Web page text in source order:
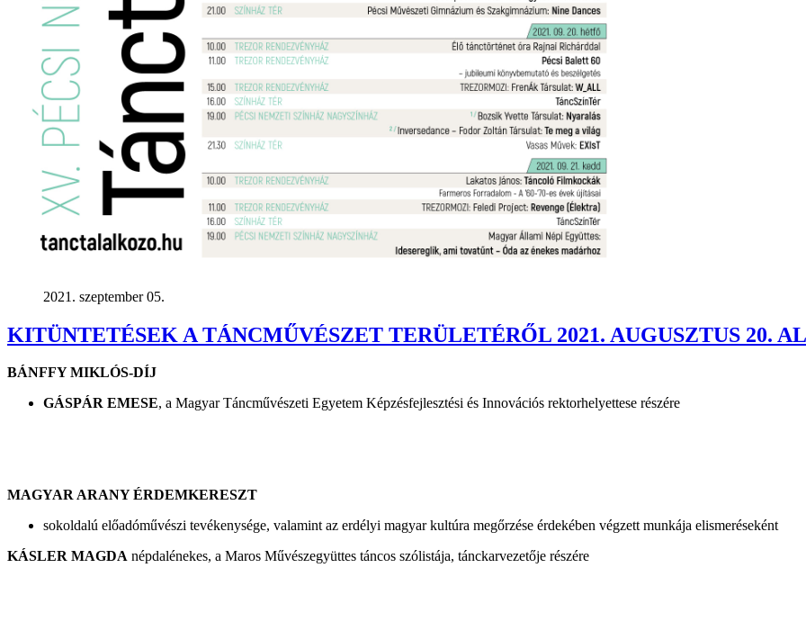
2021. szeptember 05.
KITÜNTETÉSEK A TÁNCMŰVÉSZET TERÜLETÉRŐL 2021. AUGUSZTUS 20.
BÁNFFY MIKLÓS-DÍJ
GÁSPÁR EMESE, a Magyar Táncművészeti Egyetem Képzésfejlesztési és Innovációs rektorhelyettese részére
MAGYAR ARANY ÉRDEMKERESZT
sokoldalú előadóművészi tevékenysége, valamint az erdélyi magyar kultúra megőrzése érdekében végzett munkája elismeréseként
KÁSLER MAGDA népdalénekes, a Maros Művészegyüttes táncos szólistája, tánckarvezetője részére